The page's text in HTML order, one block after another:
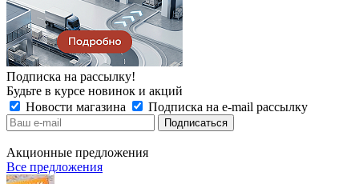
Подписка на рассылку!
Будьте в курсе новинок и акций
Новости магазина
Подписка на e-mail рассылку
Акционные предложения
Все предложения